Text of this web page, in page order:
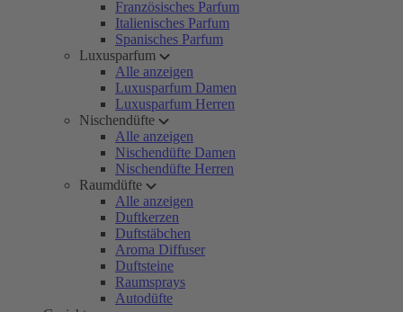
Französisches Parfum
Italienisches Parfum
Spanisches Parfum
Luxusparfum
Alle anzeigen
Luxusparfum Damen
Luxusparfum Herren
Nischendüfte
Alle anzeigen
Nischendüfte Damen
Nischendüfte Herren
Raumdüfte
Alle anzeigen
Duftkerzen
Duftstäbchen
Aroma Diffuser
Duftsteine
Raumsprays
Autodüfte